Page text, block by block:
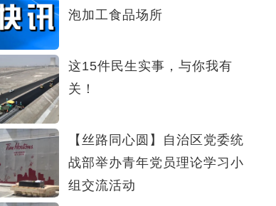
泡加工食品场所
这15件民生实事，与你我有
关！
【丝路同心圆】自治区党委统
战部举办青年党员理论学习小
组交流活动
新疆对额河实施第三次科考 杨树“基因库”在